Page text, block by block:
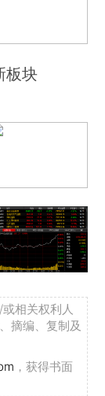
板块
相关权利人
摘编、复制及
，获得书面